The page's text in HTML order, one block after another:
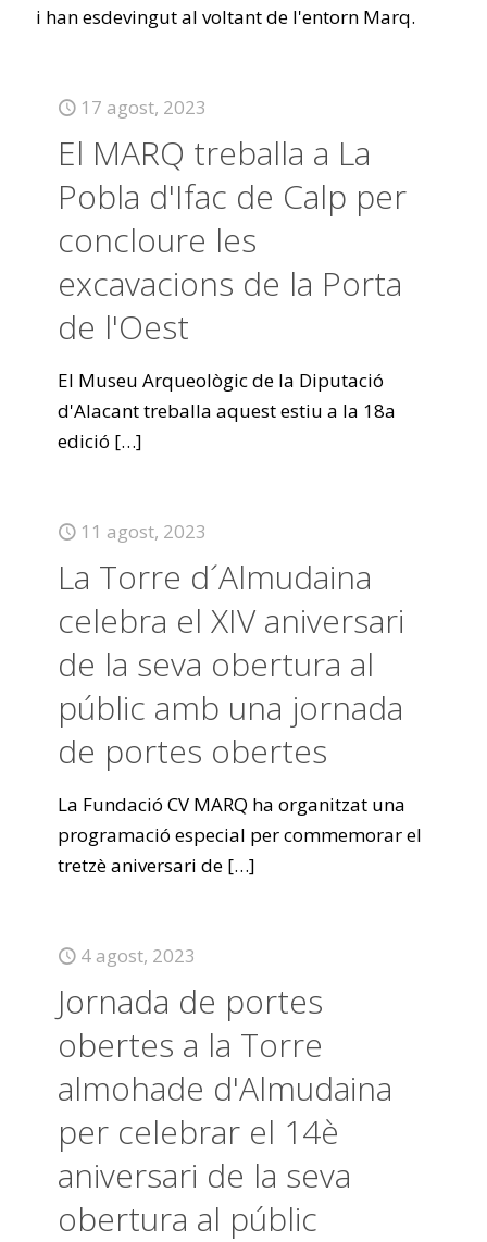
i han esdevingut al voltant de l'entorn Marq.
17 agost, 2023
El MARQ treballa a La
Pobla d'Ifac de Calp per
concloure les
excavacions de la Porta
de l'Oest
El Museu Arqueològic de la Diputació
d'Alacant treballa aquest estiu a la 18a
edició […]
11 agost, 2023
La Torre d´Almudaina
celebra el XIV aniversari
de la seva obertura al
públic amb una jornada
de portes obertes
La Fundació CV MARQ ha organitzat una
programació especial per commemorar el
tretzè aniversari de […]
4 agost, 2023
Jornada de portes
obertes a la Torre
almohade d'Almudaina
per celebrar el 14è
aniversari de la seva
obertura al públic